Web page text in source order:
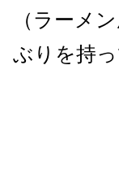
（ラーメ
ぶりを持